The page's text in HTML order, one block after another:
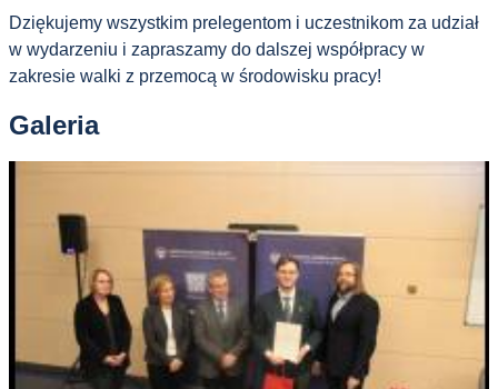
Dziękujemy wszystkim prelegentom i uczestnikom za udział
w wydarzeniu i zapraszamy do dalszej współpracy w
zakresie walki z przemocą w środowisku pracy!
Galeria